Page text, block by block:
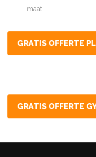
maat.
GRATIS OFFERTE
GRATIS OFFERTE